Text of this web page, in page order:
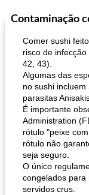
Contaminação
Comer sushi
risco de infecção
42, 43).
Algumas das
no sushi
parasitas
É importante
Administration
rótulo "peixe
rótulo não
seja seguro.
O único
congelados para
servidos crus.